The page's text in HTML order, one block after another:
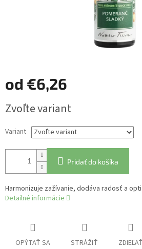
od €6,26
cena:
Zvoľte variant
Variant
Pridať do košíka
Harmonizuje zažívanie, dodáva radosť a
Detailné informácie
OPÝTAŤ SA STRÁŽIŤ ZDIEĽAŤ